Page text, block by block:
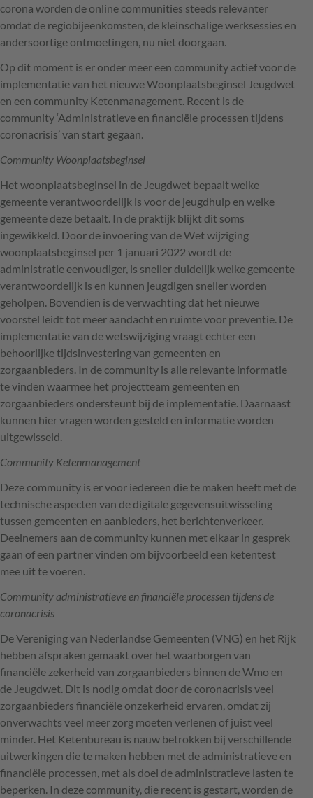
corona worden de online communities steeds relevanter
omdat de regiobijeenkomsten, de kleinschalige werksessies en
andersoortige ontmoetingen, nu niet doorgaan.
Op dit moment is er onder meer een community actief voor de
implementatie van het nieuwe Woonplaatsbeginsel Jeugdwet
en een community Ketenmanagement. Recent is de
community ‘Administratieve en financiële processen tijdens
coronacrisis’ van start gegaan.
Community Woonplaatsbeginsel
Het woonplaatsbeginsel in de Jeugdwet bepaalt welke
gemeente verantwoordelijk is voor de jeugdhulp en welke
gemeente deze betaalt. In de praktijk blijkt dit soms
ingewikkeld. Door de invoering van de Wet wijziging
woonplaatsbeginsel per 1 januari 2022 wordt de
administratie eenvoudiger, is sneller duidelijk welke gemeente
verantwoordelijk is en kunnen jeugdigen sneller worden
geholpen. Bovendien is de verwachting dat het nieuwe
voorstel leidt tot meer aandacht en ruimte voor preventie. De
implementatie van de wetswijziging vraagt echter een
behoorlijke tijdsinvestering van gemeenten en
zorgaanbieders. In de community is alle relevante informatie
te vinden waarmee het projectteam gemeenten en
zorgaanbieders ondersteunt bij de implementatie. Daarnaast
kunnen hier vragen worden gesteld en informatie worden
uitgewisseld.
Community Ketenmanagement
Deze community is er voor iedereen die te maken heeft met de
technische aspecten van de digitale gegevensuitwisseling
tussen gemeenten en aanbieders, het berichtenverkeer.
Deelnemers aan de community kunnen met elkaar in gesprek
gaan of een partner vinden om bijvoorbeeld een ketentest
mee uit te voeren.
Community administratieve en financiële processen tijdens de
coronacrisis
De Vereniging van Nederlandse Gemeenten (VNG) en het Rijk
hebben afspraken gemaakt over het waarborgen van
financiële zekerheid van zorgaanbieders binnen de Wmo en
de Jeugdwet. Dit is nodig omdat door de coronacrisis veel
zorgaanbieders financiële onzekerheid ervaren, omdat zij
onverwachts veel meer zorg moeten verlenen of juist veel
minder. Het Ketenbureau is nauw betrokken bij verschillende
uitwerkingen die te maken hebben met de administratieve en
financiële processen, met als doel de administratieve lasten te
beperken. In deze community, die recent is gestart, worden de